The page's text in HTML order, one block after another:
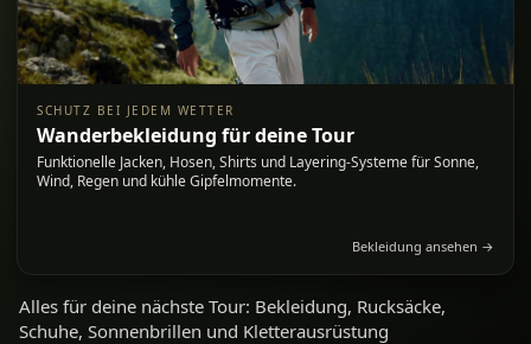
SCHUTZ BEI JEDEM WETTER
Wanderbekleidung für deine Tour
Funktionelle Jacken, Hosen, Shirts und Layering-Systeme für Sonne,
Wind, Regen und kühle Gipfelmomente.
Bekleidung ansehen →
Alles für deine nächste Tour: Bekleidung, Rucksäcke,
Schuhe, Sonnenbrillen und Kletterausrüstung